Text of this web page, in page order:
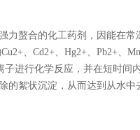
力螯合的化工药剂，因能在常
、Cd2+、Hg2+、Pb2+、
子进行化学反应，并在短时间
的絮状沉淀，从而达到从水中